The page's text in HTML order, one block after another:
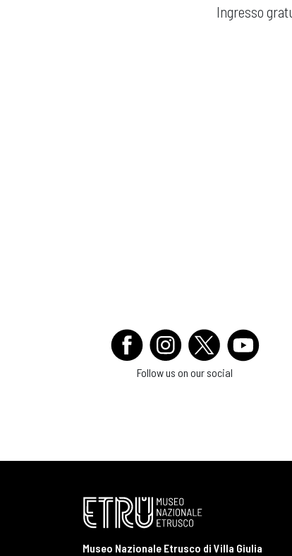
Ingresso
Follow us on our social
Museo Nazionale Etrusco di Villa Giulia